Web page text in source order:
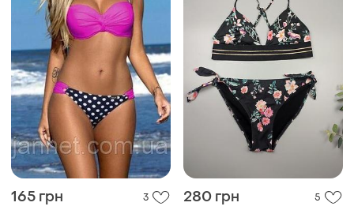
165 грн 3
ASOS
Раздельный купальник
бикини низ от купальника
горошек
280 грн 5
Раздельный купальник с
чашечками, черный
купальник бикини
36 / S / 44